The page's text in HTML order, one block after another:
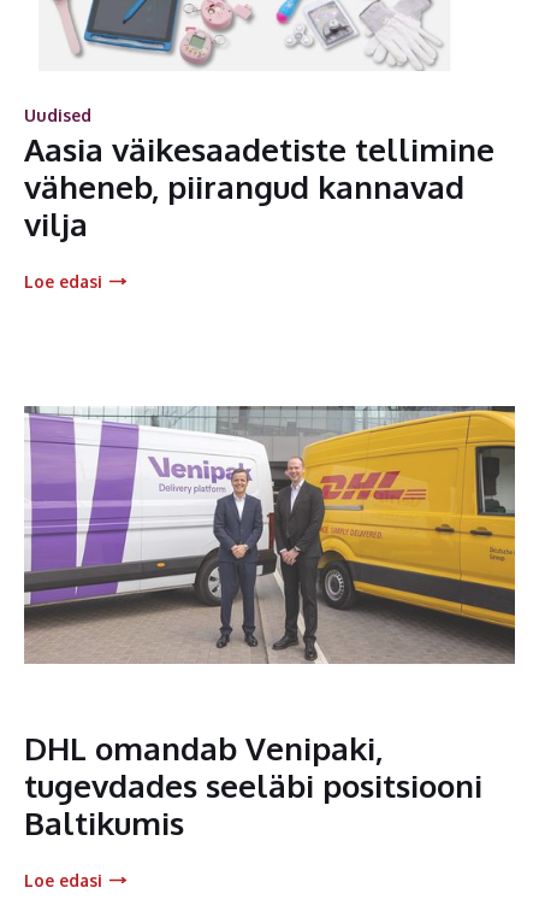
Uudised
Aasia väikesaadetiste tellimine
väheneb, piirangud kannavad
vilja
Loe edasi
DHL omandab Venipaki,
tugevdades seeläbi positsiooni
Baltikumis
Loe edasi